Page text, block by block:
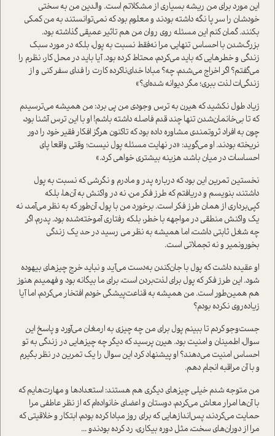
این مورد برای من ریشه بسیاری از مشکلاتم است. والدین من به سختی
خودشان را سر پا نگه داشته بودند و معلوم بود که نمی‌توانستند به من کمکی
بکنند. گمان کنم این مسئله روی روان من هم تاثیر عمیقی گذاشته بود.
بزرگ‌شدن با احساس تنهایی، مرا نه‌فقط نسبت به پول، بلکه در مورد سبک
زندگی و خطرهایی که باید می‌کردم، محتاط کرده بود. آیا باید در محل کار، نظرم را
می‌گفتم؟ اگر اخراج می‌شدم، چه؟ مبادا خدای‌ناکرده کارت را فدای سفر کنی و از
زندگی‌ات لذت ببری؛ مگر دیوانه شده‌ای؟»
زیاد طول نکشید که هیرن به ترس وجودی من پی برد: من همیشه می‌ترسیدم
که تا بی‌خانمان‌شدن تنها چند قدم فاصله داشته باشم! او با این ترس آشنا بود،
چون به افراد ثروتمندی مشاوره داده بود که تاکنون هرگز افکار فقیر خود را دور
نریخته بودند. او می‌گوید: «در نهایت مسئله پول نیست؛ وقتی واقعا پای
احساسات در میان باشد، هزینه بیشتری خواهی کرد.»
نخستین تمرین این بود که درباره پدر و مادرم و نگرشی که نسبت به پول
داشتند، بنویسم و دریافتم که طرز فکر من، نه در واکنش به آن‌ها، بلکه
کپی‌برداری از همان طرز فکر است. برخورد من با پول، آن‌طور که به نظر می‌آمد، نه
یک واکنش منطقی در مواجهه با خطر، بلکه رفتاری آموخته‌شده بود. پدرم، اگر
چه شغل ثابتی داشت، اما همیشه به نظر می رسید در حد یک زندگی
بخور‌و‌نمیر و نه تجملاتی است.
او عقیده داشت که پول با جان‌کندن به‌دست می‌آید و نباید خرج چیزهای بیهوده
شود. این طرز فکر که پول برای لذت‌بردن است، برای ما بیگانه بود و فهمیدم هنوز
هم همین‌طور است. من همیشه به قناعت‌پیشگی خودم افتخار می‌کردم، اما آیا
زیاده‌روی نکرده بودم؟
جست‌وجو کردم تا ببینم پول برای من چه چیزی به ارمغان می‌آورد و پاسخ این
سوال، اطمینان و امنیت بود. هیرن پرسید که دیگر چه چیزهایی در زندگی به تو
احساس امنیت می‌دهند؟ او پیشنهاد کرد این سوال را یک تمرین در نظر بگیرم
و با آن مراقبه انجام دهم.
من متوجه شدم خیلی چیزهای دیگری هم هستند: استعدادها و مهارت‌هایم که
با آن‌ها امرار معاش می‌کردم، دوستان و اعضای خانواده‌ام که از نظر عاطفی مرا
حمایت می‌‌کردند، پس‌اندازهایی که برای روز مبادا کرده بودم، ابتکار و خلاقیتی که
مرا از دوران‌های سخت، مثل دوره بیکاری، رد کرده بودندو ...